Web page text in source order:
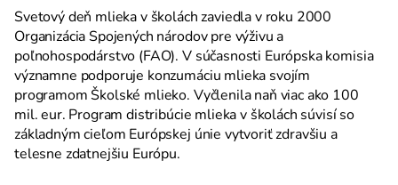
Svetový deň mlieka v školách zaviedla v roku 2000
Organizácia Spojených národov pre výživu a
poľnohospodárstvo (FAO). V súčasnosti Európska komisia
významne podporuje konzumáciu mlieka svojím
programom Školské mlieko. Vyčlenila naň viac ako 100
mil. eur. Program distribúcie mlieka v školách súvisí so
základným cieľom Európskej únie vytvoriť zdravšiu a
telesne zdatnejšiu Európu.